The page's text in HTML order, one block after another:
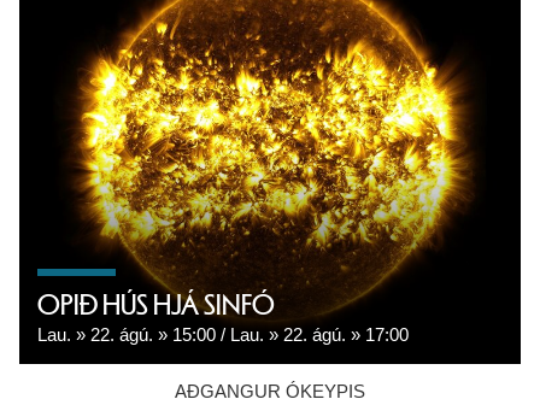
OPIÐ HÚS HJÁ SINFÓ
Lau. 22. ágú. 15:00 Lau. 22. ágú. 17:00
AÐGANGUR ÓKEYPIS